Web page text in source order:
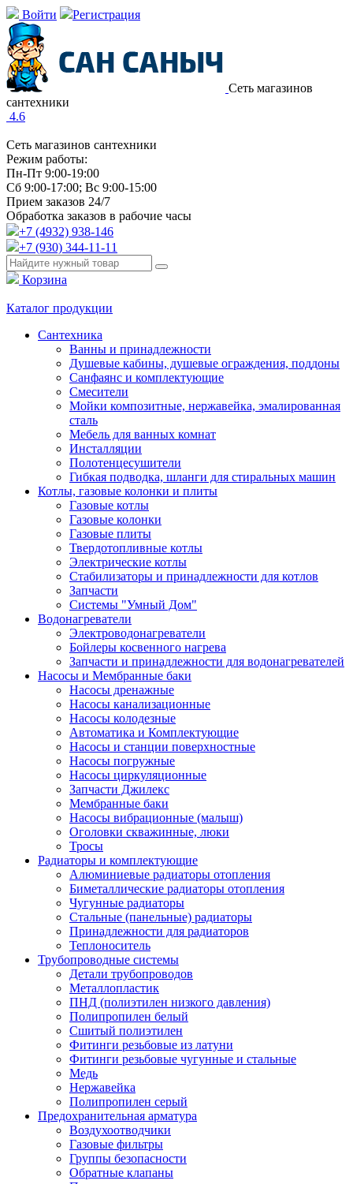
Войти Регистрация
Сеть магазинов
сантехники
4.6
Сеть магазинов сантехники
Режим работы:
Пн-Пт 9:00-19:00
Сб 9:00-17:00; Вс 9:00-15:00
Прием заказов 24/7
Обработка заказов в рабочие часы
+7 (4932) 938-146
+7 (930) 344-11-11
Корзина
Каталог продукции
Сантехника
Ванны и принадлежности
Душевые кабины, душевые ограждения, поддоны
Санфаянс и комплектующие
Смесители
Мойки композитные, нержавейка, эмалированная
сталь
Мебель для ванных комнат
Инсталляции
Полотенцесушители
Гибкая подводка, шланги для стиральных машин
Котлы, газовые колонки и плиты
Газовые котлы
Газовые колонки
Газовые плиты
Твердотопливные котлы
Электрические котлы
Стабилизаторы и принадлежности для котлов
Запчасти
Системы "Умный Дом"
Водонагреватели
Электроводонагреватели
Бойлеры косвенного нагрева
Запчасти и принадлежности для водонагревателей
Насосы и Мембранные баки
Насосы дренажные
Насосы канализационные
Насосы колодезные
Автоматика и Комплектующие
Насосы и станции поверхностные
Насосы погружные
Насосы циркуляционные
Запчасти Джилекс
Мембранные баки
Насосы вибрационные (малыш)
Оголовки скважинные, люки
Тросы
Радиаторы и комплектующие
Алюминиевые радиаторы отопления
Биметаллические радиаторы отопления
Чугунные радиаторы
Стальные (панельные) радиаторы
Принадлежности для радиаторов
Теплоноситель
Трубопроводные системы
Детали трубопроводов
Металлопластик
ПНД (полиэтилен низкого давления)
Полипропилен белый
Сшитый полиэтилен
Фитинги резьбовые из латуни
Фитинги резьбовые чугунные и стальные
Медь
Нержавейка
Полипропилен серый
Предохранительная арматура
Воздухоотводчики
Газовые фильтры
Группы безопасности
Обратные клапаны